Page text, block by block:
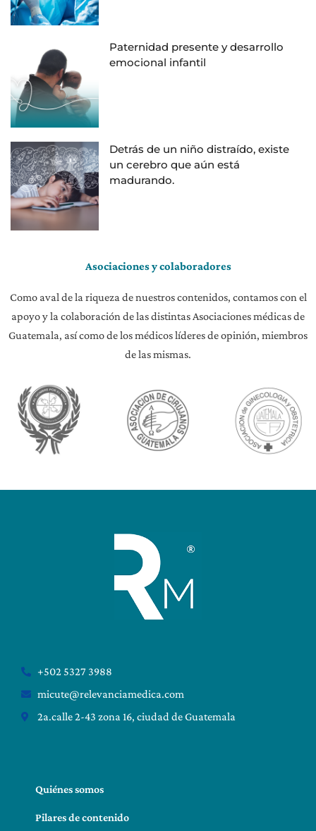
Paternidad presente y desarrollo
emocional infantil
Detrás de un niño distraído, existe
un cerebro que aún está
madurando.
Asociaciones y colaboradores
Como aval de la riqueza de nuestros contenidos, contamos con el
apoyo y la colaboración de las distintas Asociaciones médicas de
Guatemala, así como de los médicos líderes de opinión, miembros
de las mismas.
+502 5327 3988
micute@relevanciamedica.com
2a.calle 2-43 zona 16, ciudad de Guatemala
Quiénes somos
Pilares de contenido